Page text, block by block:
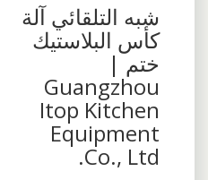
شبه التلقائي آلة
كأس البلاستيك
ختم |
Guangzhou
Itop Kitchen
Equipment
Co., Ltd.